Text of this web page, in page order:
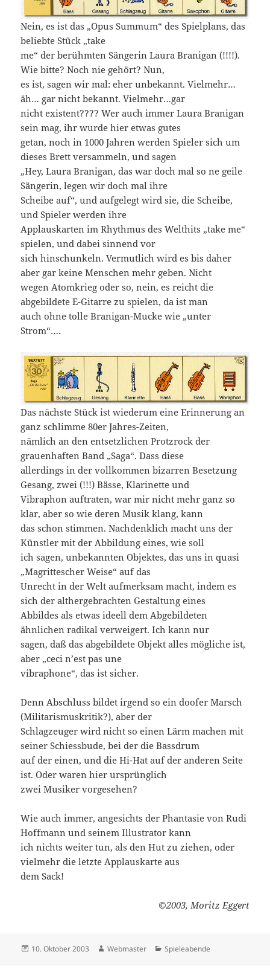
Nein, es ist das „Opus Summum“ des Spielplans, das
beliebte Stück „take
me“ der berühmten Sängerin Laura Branigan (!!!!).
Wie bitte? Noch nie gehört? Nun,
es ist, sagen wir mal: eher unbekannt. Vielmehr…
äh… gar nicht bekannt. Vielmehr…gar
nicht existent???? Wer auch immer Laura Branigan
sein mag, ihr wurde hier etwas gutes
getan, noch in 1000 Jahren werden Spieler sich um
dieses Brett versammeln, und sagen
„Hey, Laura Branigan, das war doch mal so ne geile
Sängerin, legen wir doch mal ihre
Scheibe auf“, und aufgelegt wird sie, die Scheibe,
und Spieler werden ihre
Applauskarten im Rhythmus des Welthits „take me“
spielen, und dabei sinnend vor
sich hinschunkeln. Vermutlich wird es bis daher
aber gar keine Menschen mehr geben. Nicht
wegen Atomkrieg oder so, nein, es reicht die
abgebildete E-Gitarre zu spielen, da ist man
auch ohne tolle Branigan-Mucke wie „unter
Strom“….
Das nächste Stück ist wiederum eine Erinnerung an
ganz schlimme 80er Jahres-Zeiten,
nämlich an den entsetzlichen Protzrock der
grauenhaften Band „Saga“. Dass diese
allerdings in der vollkommen bizarren Besetzung
Gesang, zwei (!!!) Bässe, Klarinette und
Vibraphon auftraten, war mir nicht mehr ganz so
klar, aber so wie deren Musik klang, kann
das schon stimmen. Nachdenklich macht uns der
Künstler mit der Abbildung eines, wie soll
ich sagen, unbekannten Objektes, das uns in quasi
„Magrittescher Weise“ auf das
Unrecht in der Welt aufmerksam macht, indem es
sich der althergebrachten Gestaltung eines
Abbildes als etwas ideell dem Abgebildeten
ähnlichen radikal verweigert. Ich kann nur
sagen, daß das abgebildete Objekt alles mögliche ist,
aber „ceci n’est pas une
vibraphone“, das ist sicher.
Denn Abschluss bildet irgend so ein doofer Marsch
(Militarismuskritik?), aber der
Schlagzeuger wird nicht so einen Lärm machen mit
seiner Schiessbude, bei der die Bassdrum
auf der einen, und die Hi-Hat auf der anderen Seite
ist. Oder waren hier ursprünglich
zwei Musiker vorgesehen?
Wie auch immer, angesichts der Phantasie von Rudi
Hoffmann und seinem Illustrator kann
ich nichts weiter tun, als den Hut zu ziehen, oder
vielmehr die letzte Applauskarte aus
dem Sack!
©2003, Moritz Eggert
Veröffentlicht
10. Oktober 2003 Autor
Webmaster Kategorien
Spieleabende